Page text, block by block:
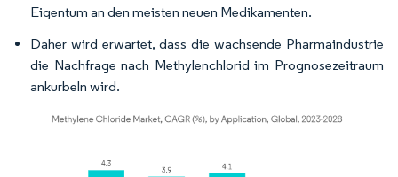
Eigentum an den meisten neuen Medikamenten.
Daher wird erwartet, dass die wachsende Pharmaindustrie
die Nachfrage nach Methylenchlorid im Prognosezeitraum
ankurbeln wird.